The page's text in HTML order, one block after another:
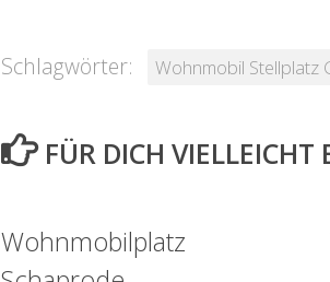
Schlagwörter: Wohnmobil Stellplatz
FÜR DICH
Wohnmobilplatz